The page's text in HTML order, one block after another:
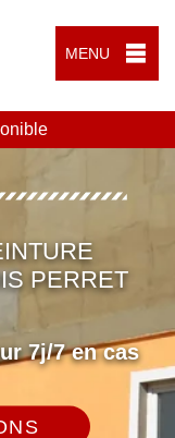
MENU
PERRET
7j/7 en cas